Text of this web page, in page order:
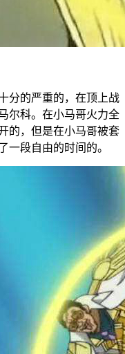
分的严重的，在顶上战
尔科。在小马哥火力全
的，但是在小马哥被套
一段自由的时间的。